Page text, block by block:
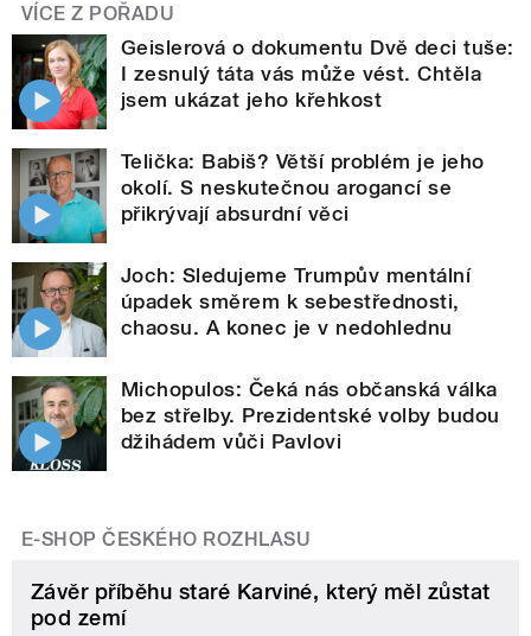
VÍCE Z POŘADU
Geislerová o dokumentu Dvě deci tuše:
I zesnulý táta vás může vést. Chtěla
jsem ukázat jeho křehkost
Telička: Babiš? Větší problém je jeho
okolí. S neskutečnou arogancí se
přikrývají absurdní věci
Joch: Sledujeme Trumpův mentální
úpadek směrem k sebestřednosti,
chaosu. A konec je v nedohlednu
Michopulos: Čeká nás občanská válka
bez střelby. Prezidentské volby budou
džihádem vůči Pavlovi
E-SHOP ČESKÉHO ROZHLASU
Závěr příběhu staré Karviné, který měl zůstat
pod zemí